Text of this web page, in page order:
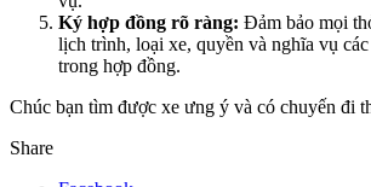
Ký hợp đồng rõ ràng: Đảm bảo mọi
lịch trình, loại xe, quyền và nghĩa vụ
trong hợp đồng.
Chúc bạn tìm được xe ưng ý và có chuyến đi
Share